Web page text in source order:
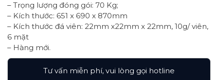
– Trọng lượng đóng gói: 70 Kg;
– Kích thước: 651 x 690 x 870mm
– Kích thước đá viên: 22mm x22mm x 22mm, 10g/ viên,
6 mặt
– Hàng mới.
Tư vấn miễn phí, vui lòng gọi hotline